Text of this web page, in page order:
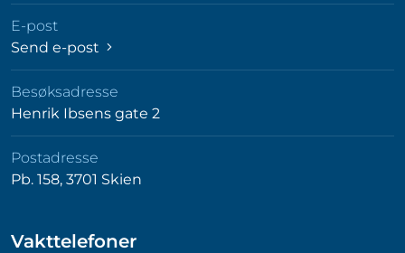
E-post
Send e-post
Besøksadresse
Henrik Ibsens gate 2
Postadresse
Pb. 158, 3701 Skien
Vakttelefoner